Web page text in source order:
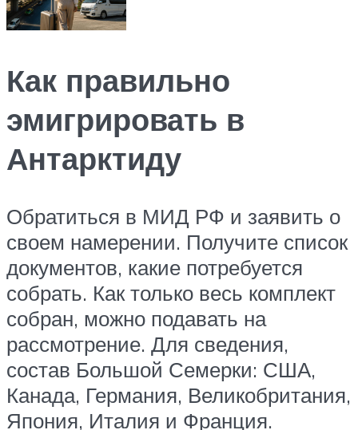
Как правильно
эмигрировать в
Антарктиду
Обратиться в МИД РФ и заявить о
своем намерении. Получите список
документов, какие потребуется
собрать. Как только весь комплект
собран, можно подавать на
рассмотрение. Для сведения,
состав Большой Семерки: США,
Канада, Германия, Великобритания,
Япония, Италия и Франция.